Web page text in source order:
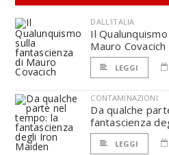
DALL'ITALIA
Il
Mauro Covacich
LEGGI
CONTAMINAZIONI
Da qualche
fantascienza
LEGGI